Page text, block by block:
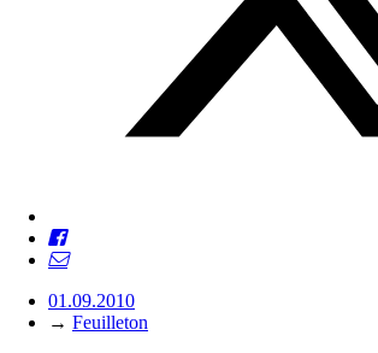
01.09.2010
→ Feuilleton